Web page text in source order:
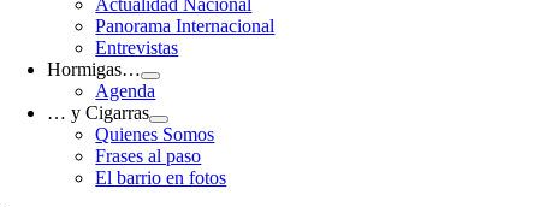
Actualidad Nacional
Panorama Internacional
Entrevistas
Hormigas…
Agenda
… y Cigarras
Quienes Somos
Frases al paso
El barrio en fotos